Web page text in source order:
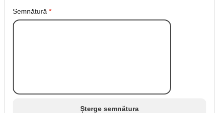
Semnătură *
Șterge semnătura